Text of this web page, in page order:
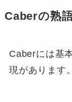
Caberの熟
Caberには基
現があります。